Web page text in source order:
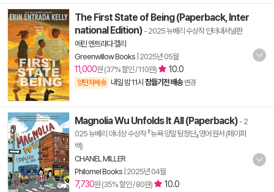
The First State of Being (Paperback, Inter
national Edition) - 2025 뉴베리 수상작 인터내셔널판
에린 엔트라다 켈리
Greenwillow Books 2025년 05월
11,000원 (37% 할인 / 110원) 10.0
양탄자배송 내일 밤 11시 잠들기전 배송 변경
Magnolia Wu Unfolds It All (Paperback) - 2
025 뉴베리 아너상 수상작 『뉴욕 양말 탐정단』영어 원서 (페이퍼
백)
CHANEL MILLER
Philomel Books 2025년 04월
7,730원 (35% 할인 / 80원) 10.0